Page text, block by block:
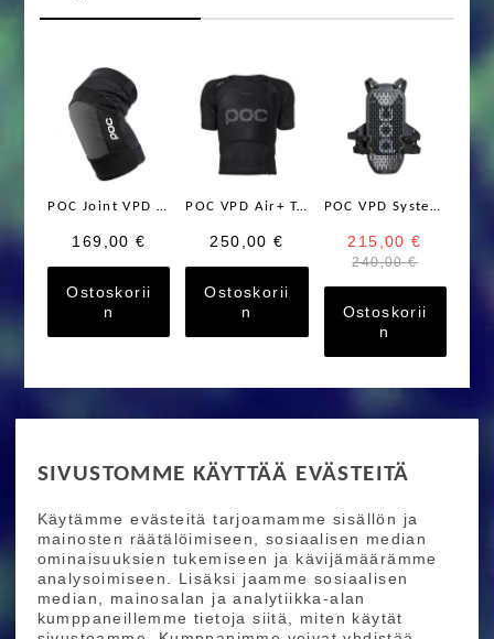
SIVUSTOMME KÄYTTÄÄ EVÄSTEITÄ
Käytämme evästeitä tarjoamamme sisällön ja
mainosten räätälöimiseen, sosiaalisen median
ominaisuuksien tukemiseen ja kävijämäärämme
analysoimiseen. Lisäksi jaamme sosiaalisen
median, mainosalan ja analytiikka-alan
kumppaneillemme tietoja siitä, miten käytät
POC Joint VPD System Knee
169,00 €
Ostoskorii
n
POC VPD Air+ Tee
250,00 €
Ostoskorii
n
POC VPD System Torso suojapanssari
215,00 €
240,00 €
Ostoskorii
n
Ride More – Pyöräkauppa ja pyörähuolto
Helsingissä
TILAA UUTISKIRJEEMME